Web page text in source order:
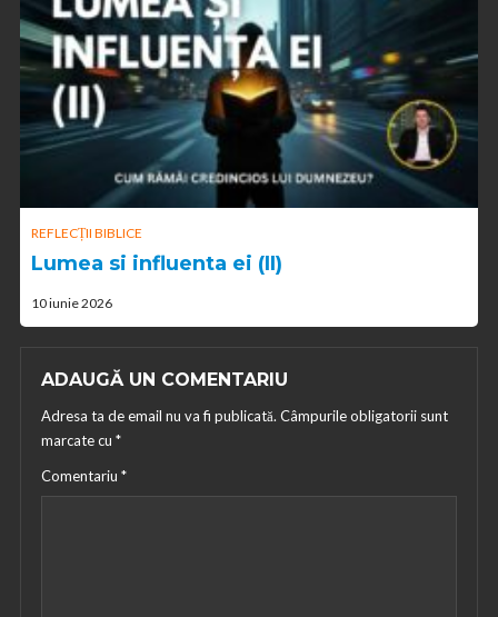
REFLECȚII BIBLICE
Lumea si influenta ei (II)
10 iunie 2026
ADAUGĂ UN COMENTARIU
Adresa ta de email nu va fi publicată. Câmpurile obligatorii sunt
marcate cu *
Comentariu *